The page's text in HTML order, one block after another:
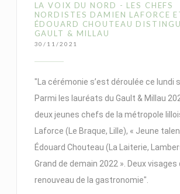
LA VOIX DU NORD - LES CHEFS
NORDISTES DAMIEN LAFORCE
ÉDOUARD CHOUTEAU
GAULT & MILLAU
30/11/2021
"La cérémonie s’est déroulée ce lundi
Parmi les lauréats du Gault & Millau
deux jeunes chefs de la métropole
Laforce (Le Braque, Lille), « Jeune
Édouard Chouteau (La Laiterie,
Grand de demain 2022 ». Deux visages
renouveau de la gastronomie".